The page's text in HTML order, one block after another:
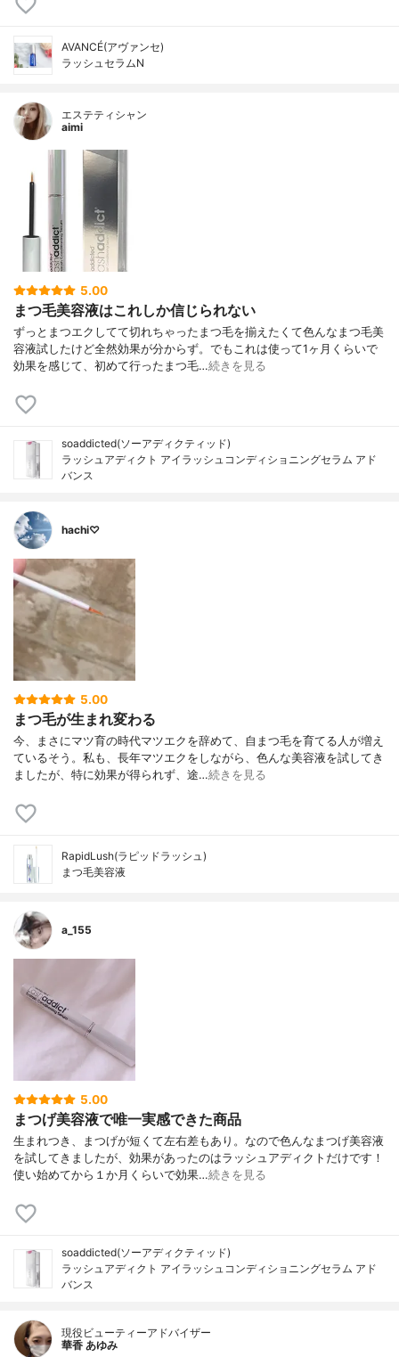
AVANCÉ(アヴァンセ)
ラッシュセラムN
エステティシャン
aimi
5.00
まつ毛美容液はこれしか信じられない
ずっとまつエクしてて切れちゃったまつ毛を揃えたくて色んなまつ毛美
容液試したけど全然効果が分からず。でもこれは使って1ヶ月くらいで
効果を感じて、初めて行ったまつ毛…続きを見る
soaddicted(ソーアディクティッド)
ラッシュアディクト アイラッシュコンディショニングセラム アド
バンス
hachi♡
5.00
まつ毛が生まれ変わる
今、まさにマツ育の時代マツエクを辞めて、自まつ毛を育てる人が増え
ているそう。私も、長年マツエクをしながら、色んな美容液を試してき
ましたが、特に効果が得られず、途…続きを見る
RapidLush(ラピッドラッシュ)
まつ毛美容液
a_155
5.00
まつげ美容液で唯一実感できた商品
生まれつき、まつげが短くて左右差もあり。なので色んなまつげ美容液
を試してきましたが、効果があったのはラッシュアディクトだけです！
使い始めてから１か月くらいで効果…続きを見る
soaddicted(ソーアディクティッド)
ラッシュアディクト アイラッシュコンディショニングセラム アド
バンス
現役ビューティーアドバイザー
華香 あゆみ